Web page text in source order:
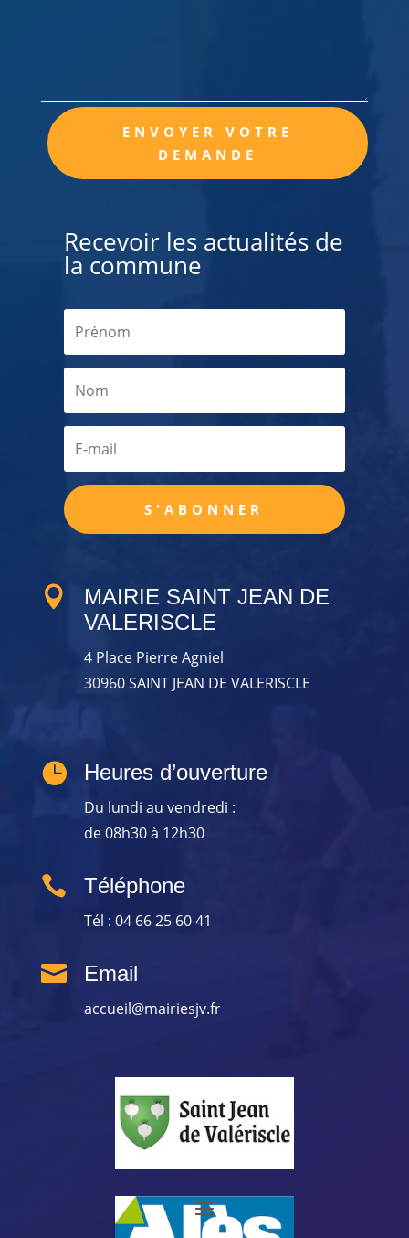
ENVOYER VOTRE
DEMANDE
Alternative:
Recevoir les actualités de
la commune
S'ABONNER

MAIRIE SAINT JEAN DE
VALERISCLE
4 Place Pierre Agniel
30960 SAINT JEAN DE VALERISCLE
 Heures d’ouverture
Du lundi au vendredi :
de 08h30 à 12h30
 Téléphone
Tél : 04 66 25 60 41
 Email
accueil@mairiesjv.fr